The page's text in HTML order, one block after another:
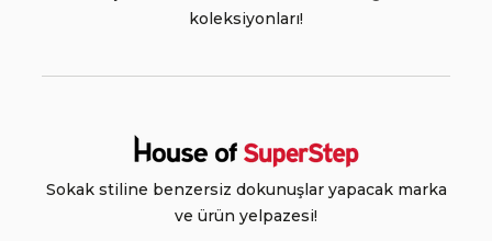
koleksiyonları!
Sokak stiline benzersiz dokunuşlar yapacak marka
ve ürün yelpazesi!